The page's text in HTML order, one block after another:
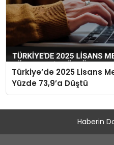
Türkiye’de 2025 Lisans
Yüzde 73,9’a Düştü
Haberin